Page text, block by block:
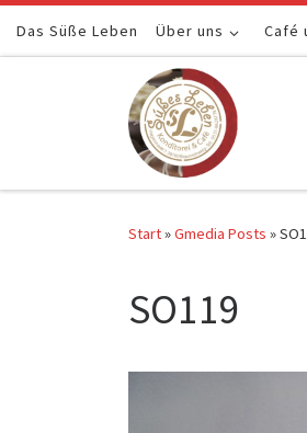
Zum Inhalt springen
Das Süße Leben Über uns Café
Start»Gmedia Posts »
SO119